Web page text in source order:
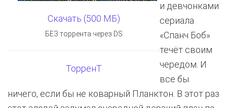
Скачать (500 МБ)
БЕЗ торрента через DS
ТорренТ
и девчонками
сериала
«Спанч Боб»
течёт своим
чередом. И
все бы
ничего, если бы не коварный Планктон. В этот раз